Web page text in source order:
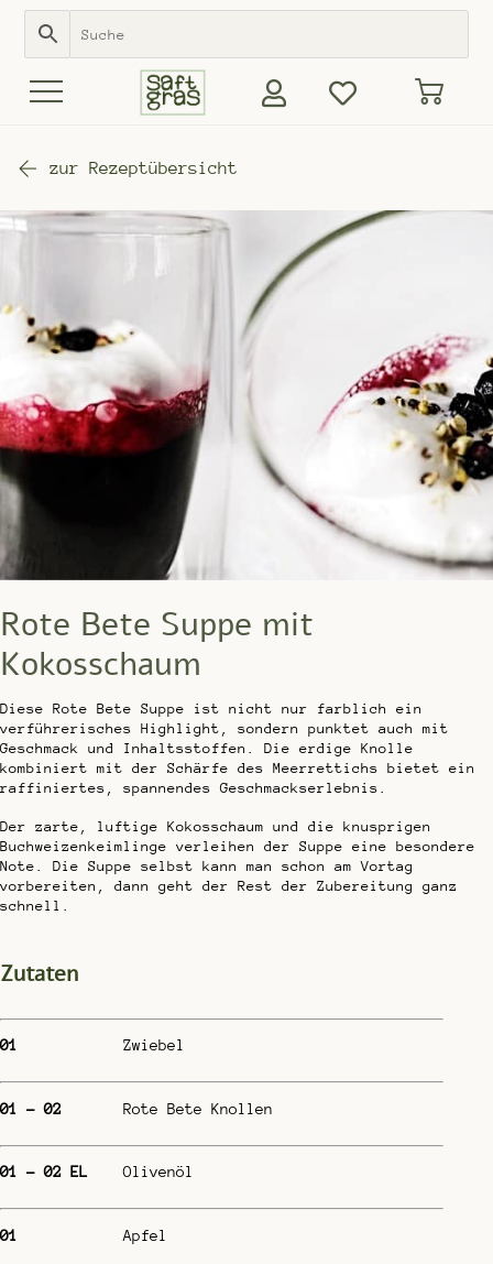
zur Rezeptübersicht
Rote Bete Suppe mit
Kokosschaum
Diese Rote Bete Suppe ist nicht nur farblich ein
verführerisches Highlight, sondern punktet auch mit
Geschmack und Inhaltsstoffen. Die erdige Knolle
kombiniert mit der Schärfe des Meerrettichs bietet ein
raffiniertes, spannendes Geschmackserlebnis.
Der zarte, luftige Kokosschaum und die knusprigen
Buchweizenkeimlinge verleihen der Suppe eine besondere
Note. Die Suppe selbst kann man schon am Vortag
vorbereiten, dann geht der Rest der Zubereitung ganz
schnell.
Zutaten
01 Zwiebel
01 – 02 Rote Bete Knollen
01 – 02 EL Olivenöl
01 Apfel